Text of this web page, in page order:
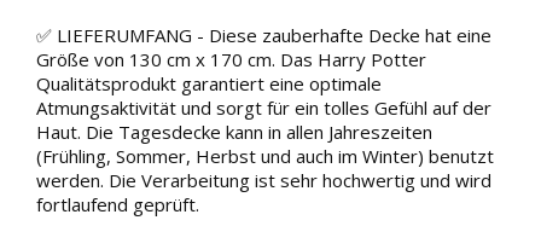
✅ LIEFERUMFANG - Diese zauberhafte Decke hat eine
Größe von 130 cm x 170 cm. Das Harry Potter
Qualitätsprodukt garantiert eine optimale
Atmungsaktivität und sorgt für ein tolles Gefühl auf der
Haut. Die Tagesdecke kann in allen Jahreszeiten
(Frühling, Sommer, Herbst und auch im Winter) benutzt
werden. Die Verarbeitung ist sehr hochwertig und wird
fortlaufend geprüft.